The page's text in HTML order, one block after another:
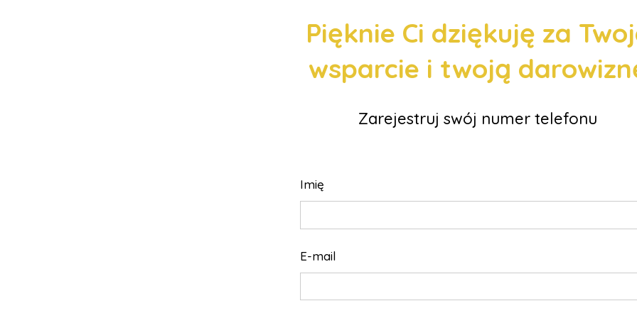
Imię
E-mail
Pięknie Ci dziękuję za
wsparcie i twoją
Zarejestruj swój numer telefonu